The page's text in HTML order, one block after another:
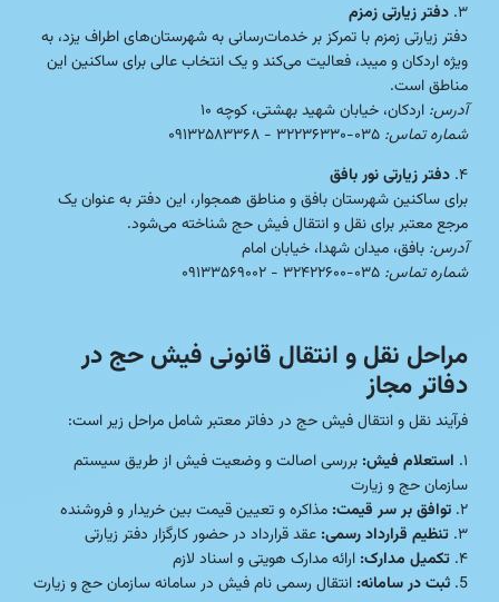
۳. دفتر زیارتی زمزم
دفتر زیارتی زمزم با تمرکز بر خدمات‌رسانی به شهرستان‌های اطراف یزد، به
ویژه اردکان و میبد، فعالیت می‌کند و یک انتخاب عالی برای ساکنین این
مناطق است.
آدرس: اردکان، خیابان شهید بهشتی، کوچه ۱۰
شماره تماس:
۴. دفتر زیارتی نور بافق
برای ساکنین شهرستان بافق و مناطق همجوار، این دفتر به عنوان یک
مرجع معتبر برای نقل و انتقال فیش حج شناخته می‌شود.
آدرس: بافق، میدان شهدا، خیابان امام
شماره تماس:
مراحل نقل و انتقال قانونی فیش حج در
دفاتر مجاز
فرآیند نقل و انتقال فیش حج در دفاتر معتبر شامل مراحل زیر است:
۱. استعلام فیش: بررسی اصالت و وضعیت فیش از طریق سیستم
سازمان حج و زیارت
۲. توافق بر سر قیمت: مذاکره و تعیین قیمت بین خریدار و فروشنده
۳. تنظیم قرارداد رسمی: عقد قرارداد در حضور کارگزار دفتر زیارتی
۴. تکمیل مدارک: ارائه مدارک هویتی و اسناد لازم
5. ثبت در سامانه: انتقال رسمی نام فیش در سامانه سازمان حج و زیارت